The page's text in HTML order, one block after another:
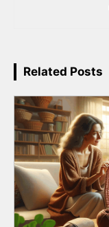
Related Posts